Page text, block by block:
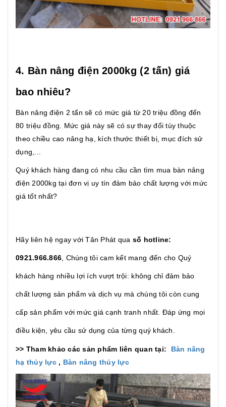
4. Bàn nâng điện 2000kg (2 tấn) giá
bao nhiêu?
Bàn nâng điện 2 tấn sẽ có mức giá từ 20 triệu đồng đến
80 triệu đồng. Mức giá này sẽ có sự thay đổi tùy thuộc
theo chiều cao nâng hạ, kích thước thiết bị, mục đích sử
dụng,...
Quý khách hàng đang có nhu cầu cần tìm mua bàn nâng
điện 2000kg tại đơn vị uy tín đảm bảo chất lượng với mức
giá tốt nhất?
Hãy liên hệ ngay với Tân Phát qua số hotline:
0921.966.866, Chúng tôi cam kết mang đến cho Quý
khách hàng nhiều lợi ích vượt trội: không chỉ đảm bảo
chất lượng sản phẩm và dịch vụ mà chúng tôi còn cung
cấp sản phẩm với mức giá cạnh tranh nhất. Đáp ứng mọi
điều kiện, yêu cầu sử dụng của từng quý khách.
>> Tham khảo các sản phẩm liên quan tại: Bàn nâng
hạ thủy lực, Bàn nâng thủy lực